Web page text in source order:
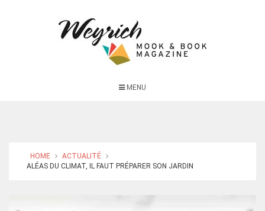
MENU
HOME
ACTUALITÉ
ALÉAS DU CLIMAT, IL FAUT PRÉPARER SON JARDIN